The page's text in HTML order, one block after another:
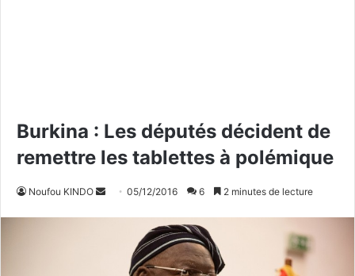
Burkina : Les députés décident de
remettre les tablettes à polémique
Noufou KINDO 05/12/2016 6 2 minutes de lecture